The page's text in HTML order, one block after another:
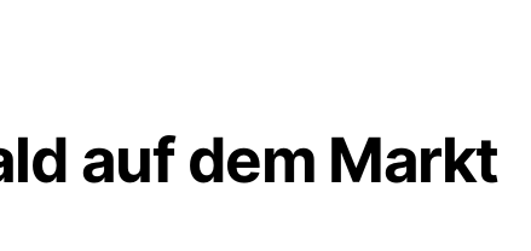
auf dem Markt